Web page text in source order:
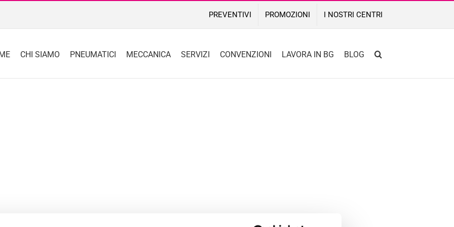
PREVENTIVI PROMOZIONI I NOSTRI CENTRI
CHI SIAMO PNEUMATICI MECCANICA SERVIZI CONVENZIONI LAVORA IN BG BLOG